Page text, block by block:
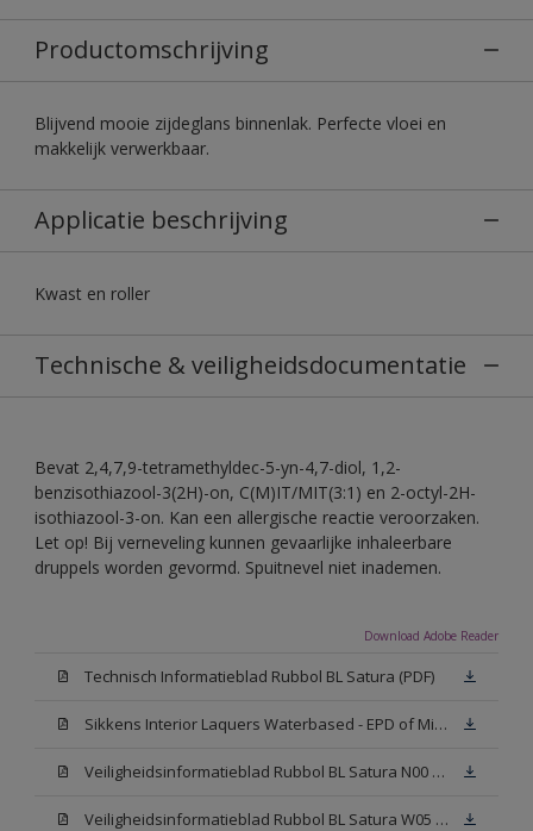
Productomschrijving
Blijvend mooie zijdeglans binnenlak. Perfecte vloei en
makkelijk verwerkbaar.
Applicatie beschrijving
Kwast en roller
Technische & veiligheidsdocumentatie
Bevat 2,4,7,9-tetramethyldec-5-yn-4,7-diol, 1,2-
benzisothiazool-3(2H)-on, C(M)IT/MIT(3:1) en 2-octyl-2H-
isothiazool-3-on. Kan een allergische reactie veroorzaken.
Let op! Bij verneveling kunnen gevaarlijke inhaleerbare
druppels worden gevormd. Spuitnevel niet inademen.
Download Adobe Reader
Technisch Informatieblad Rubbol BL Satura (PDF)
Sikkens Interior Laquers Waterbased - EPD of Milieuproductverklaring
Veiligheidsinformatieblad Rubbol BL Satura N00 (MSDS)
Veiligheidsinformatieblad Rubbol BL Satura W05 (MSDS)